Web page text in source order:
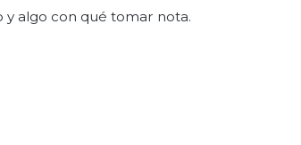
y algo con qué tomar nota.